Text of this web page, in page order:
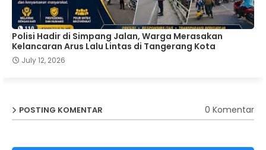
Polisi Hadir di Simpang Jalan, Warga Merasakan
Kelancaran Arus Lalu Lintas di Tangerang Kota
July 12, 2026
POSTING KOMENTAR 0 Komentar